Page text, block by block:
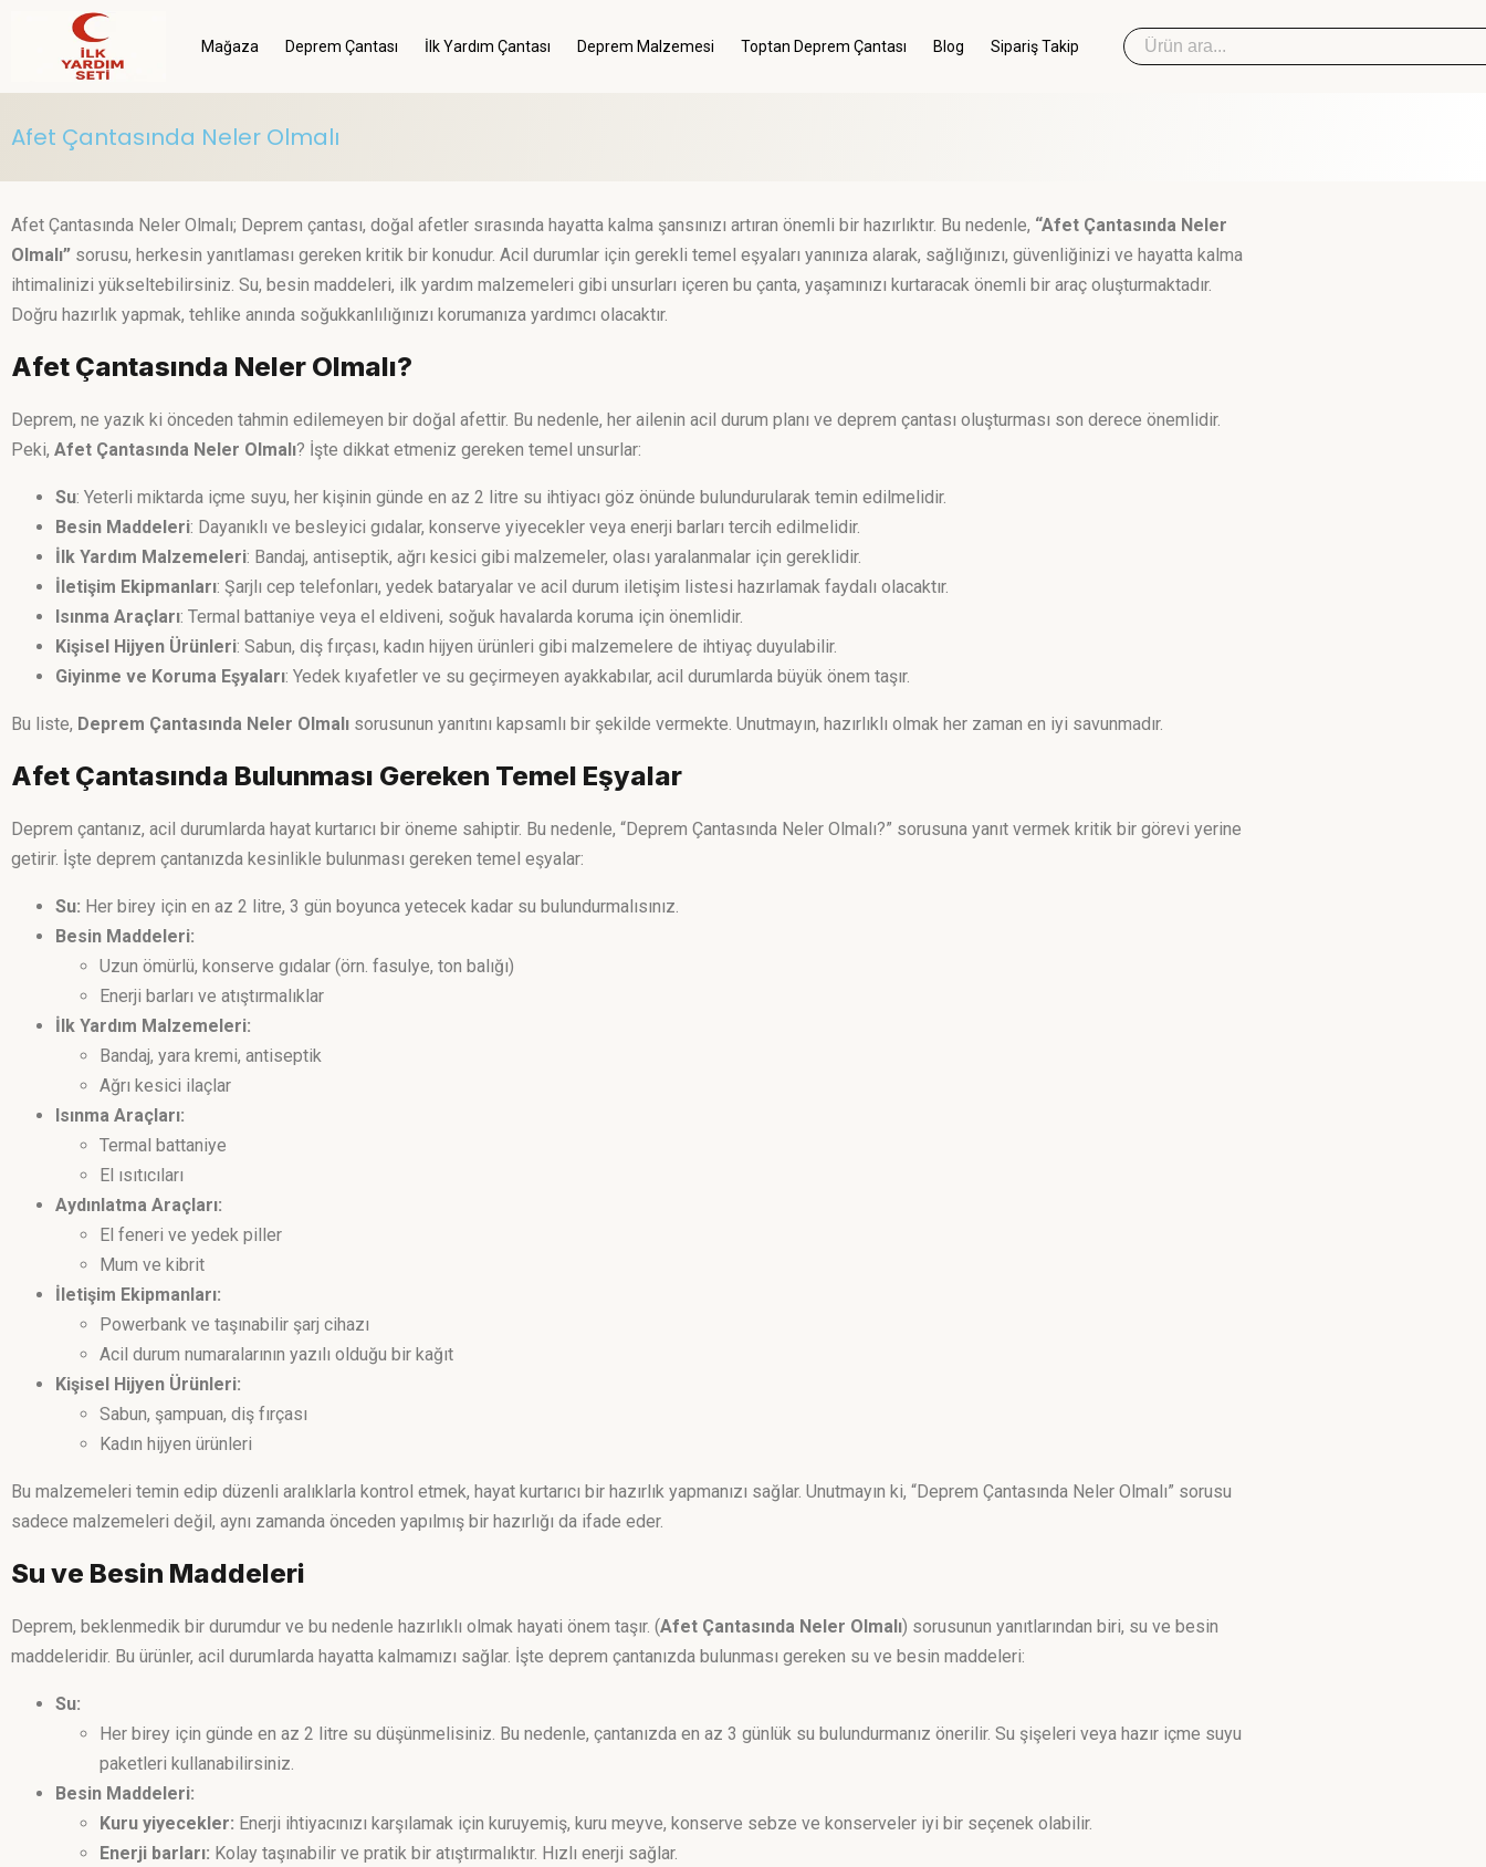
Mağaza Deprem Çantası İlk Yardım Çantası Deprem Malzemesi Toptan Deprem Çantası Blog Sipariş Takip
Afet Çantasında Neler Olmalı
Afet Çantasında Neler Olmalı; Deprem çantası, doğal afetler sırasında hayatta kalma şansınızı artıran önemli bir hazırlıktır. Bu nedenle, “Afet Çantasında Neler
Olmalı” sorusu, herkesin yanıtlaması gereken kritik bir konudur. Acil durumlar için gerekli temel eşyaları yanınıza alarak, sağlığınızı, güvenliğinizi ve hayatta kalma
ihtimalinizi yükseltebilirsiniz. Su, besin maddeleri, ilk yardım malzemeleri gibi unsurları içeren bu çanta, yaşamınızı kurtaracak önemli bir araç oluşturmaktadır.
Doğru hazırlık yapmak, tehlike anında soğukkanlılığınızı korumanıza yardımcı olacaktır.
Afet Çantasında Neler Olmalı?
Deprem, ne yazık ki önceden tahmin edilemeyen bir doğal afettir. Bu nedenle, her ailenin acil durum planı ve deprem çantası oluşturması son derece önemlidir.
Peki, Afet Çantasında Neler Olmalı? İşte dikkat etmeniz gereken temel unsurlar:
Su: Yeterli miktarda içme suyu, her kişinin günde en az 2 litre su ihtiyacı göz önünde bulundurularak temin edilmelidir.
Besin Maddeleri: Dayanıklı ve besleyici gıdalar, konserve yiyecekler veya enerji barları tercih edilmelidir.
İlk Yardım Malzemeleri: Bandaj, antiseptik, ağrı kesici gibi malzemeler, olası yaralanmalar için gereklidir.
İletişim Ekipmanları: Şarjlı cep telefonları, yedek bataryalar ve acil durum iletişim listesi hazırlamak faydalı olacaktır.
Isınma Araçları: Termal battaniye veya el eldiveni, soğuk havalarda koruma için önemlidir.
Kişisel Hijyen Ürünleri: Sabun, diş fırçası, kadın hijyen ürünleri gibi malzemelere de ihtiyaç duyulabilir.
Giyinme ve Koruma Eşyaları: Yedek kıyafetler ve su geçirmeyen ayakkabılar, acil durumlarda büyük önem taşır.
Bu liste, Deprem Çantasında Neler Olmalı sorusunun yanıtını kapsamlı bir şekilde vermekte. Unutmayın, hazırlıklı olmak her zaman en iyi savunmadır.
Afet Çantasında Bulunması Gereken Temel Eşyalar
Deprem çantanız, acil durumlarda hayat kurtarıcı bir öneme sahiptir. Bu nedenle, “Deprem Çantasında Neler Olmalı?” sorusuna yanıt vermek kritik bir görevi yerine
getirir. İşte deprem çantanızda kesinlikle bulunması gereken temel eşyalar:
Su: Her birey için en az 2 litre, 3 gün boyunca yetecek kadar su bulundurmalısınız.
Besin Maddeleri:
Uzun ömürlü, konserve gıdalar (örn. fasulye, ton balığı)
Enerji barları ve atıştırmalıklar
İlk Yardım Malzemeleri:
Bandaj, yara kremi, antiseptik
Ağrı kesici ilaçlar
Isınma Araçları:
Termal battaniye
El ısıtıcıları
Aydınlatma Araçları:
El feneri ve yedek piller
Mum ve kibrit
İletişim Ekipmanları:
Powerbank ve taşınabilir şarj cihazı
Acil durum numaralarının yazılı olduğu bir kağıt
Kişisel Hijyen Ürünleri:
Sabun, şampuan, diş fırçası
Kadın hijyen ürünleri
Bu malzemeleri temin edip düzenli aralıklarla kontrol etmek, hayat kurtarıcı bir hazırlık yapmanızı sağlar. Unutmayın ki, “Deprem Çantasında Neler Olmalı” sorusu
sadece malzemeleri değil, aynı zamanda önceden yapılmış bir hazırlığı da ifade eder.
Su ve Besin Maddeleri
Deprem, beklenmedik bir durumdur ve bu nedenle hazırlıklı olmak hayati önem taşır. (Afet Çantasında Neler Olmalı) sorusunun yanıtlarından biri, su ve besin
maddeleridir. Bu ürünler, acil durumlarda hayatta kalmamızı sağlar. İşte deprem çantanızda bulunması gereken su ve besin maddeleri:
Su:
Her birey için günde en az 2 litre su düşünmelisiniz. Bu nedenle, çantanızda en az 3 günlük su bulundurmanız önerilir. Su şişeleri veya hazır içme suyu
paketleri kullanabilirsiniz.
Besin Maddeleri:
Kuru yiyecekler: Enerji ihtiyacınızı karşılamak için kuruyemiş, kuru meyve, konserve sebze ve konserveler iyi bir seçenek olabilir.
Enerji barları: Kolay taşınabilir ve pratik bir atıştırmalıktır. Hızlı enerji sağlar.
Menü
Genel
Deprem Çantası
İlk Yardım Çantası
Okul Deprem Çantası